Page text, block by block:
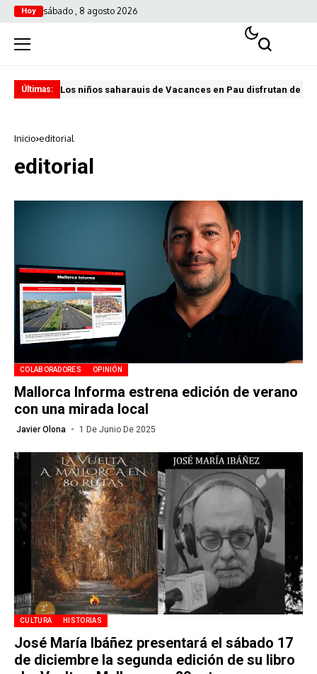
Hoy sábado , 8 agosto 2026
Últimas: Los niños saharauis de Vacances en Pau disfrutan de
Inicio editorial
editorial
COLABORADORES OPINIÓN
Mallorca Informa estrena edición de verano
con una mirada local
Javier Olona 1 De Junio De 2025
CULTURA HISTORIAS
José María Ibáñez presentará el sábado 17
de diciembre la segunda edición de su libro